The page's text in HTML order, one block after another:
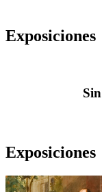
Exposiciones
Exposiciones